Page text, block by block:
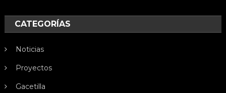
CATEGORÍAS
Noticias
Proyectos
Gacetilla